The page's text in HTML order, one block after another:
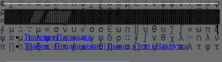
МЕСТО СВОБОДНО -
Торговая Площадка
Трафик | Продвижение | Вывод в топ | Накрутки